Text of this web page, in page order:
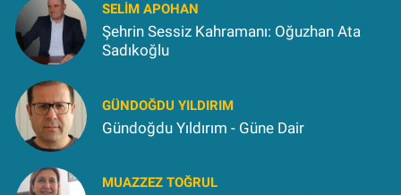
SELIM APOHAN
Şehrin Sessiz Kahramanı: Oğuzhan Ata
Sadıkoğlu
GÜNDOĞDU YILDIRIM
Gündoğdu Yıldırım - Güne Dair
MUAZZEZ TOĞRUL